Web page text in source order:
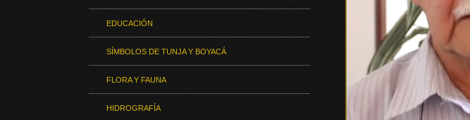
EDUCACIÓN
SÍMBOLOS DE TUNJA Y BOYACÁ
FLORA Y FAUNA
HIDROGRAFÍA